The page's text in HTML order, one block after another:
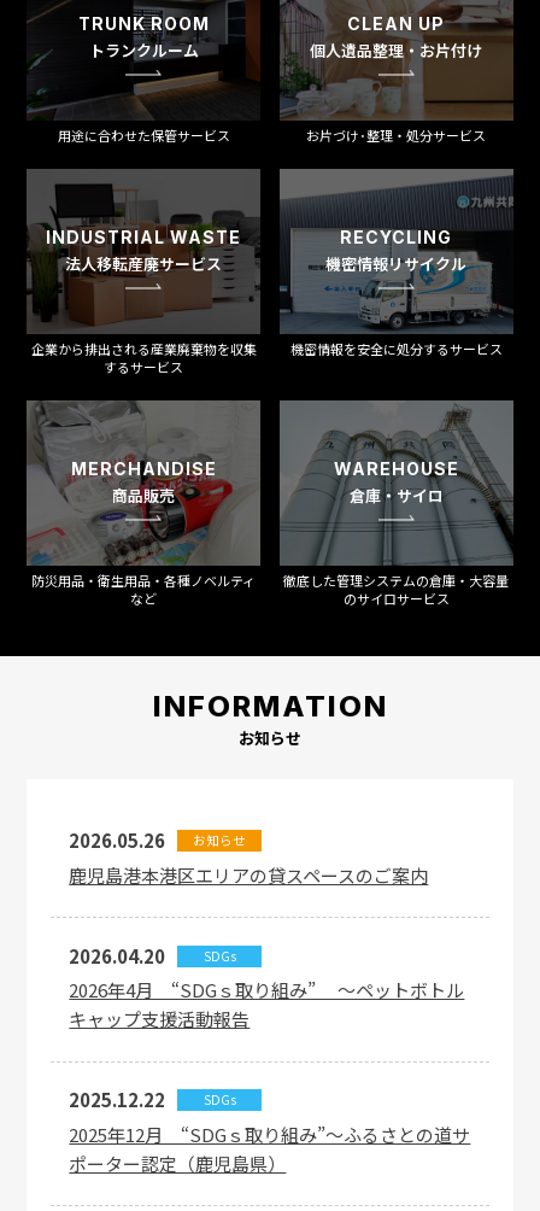
TRUNK ROOM
トランクルーム
用途に合わせた保管サービス
CLEAN UP
個人遺品整理・お片付け
お片づけ･整理・処分サービス
INDUSTRIAL WASTE
法人移転産廃サービス
企業から排出される産業廃棄物を収集
するサービス
RECYCLING
機密情報リサイクル
機密情報を安全に処分するサービス
MERCHANDISE
商品販売
防災用品・衛生用品・各種ノベルティ
など
WAREHOUSE
倉庫・サイロ
徹底した管理システムの倉庫・大容量
のサイロサービス
INFORMATION
お知らせ
2026.05.26 お知らせ
鹿児島港本港区エリアの貸スペースのご案内
2026.04.20 SDGs
2026年4月 “SDGｓ取り組み” ～ペットボトル
キャップ支援活動報告
2025.12.22 SDGs
2025年12月 “SDGｓ取り組み”～ふるさとの道サ
ポーター認定（鹿児島県）